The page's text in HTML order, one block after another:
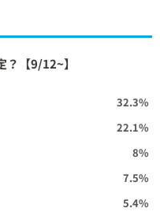
【9/12~】
32.3%
22.1%
8%
7.5%
5.4%